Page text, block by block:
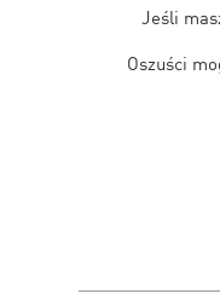
Jeśli
Oszuści